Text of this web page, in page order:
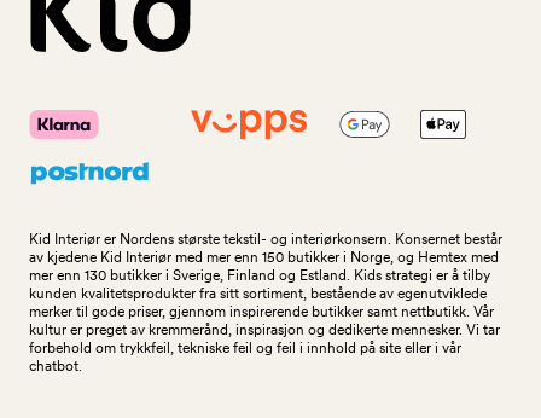
Kid Interiør er Nordens største tekstil- og interiørkonsern. Konsernet består
av kjedene Kid Interiør med mer enn 150 butikker i Norge, og Hemtex med
mer enn 130 butikker i Sverige, Finland og Estland. Kids strategi er å tilby
kunden kvalitetsprodukter fra sitt sortiment, bestående av egenutviklede
merker til gode priser, gjennom inspirerende butikker samt nettbutikk. Vår
kultur er preget av kremmerånd, inspirasjon og dedikerte mennesker. Vi tar
forbehold om trykkfeil, tekniske feil og feil i innhold på site eller i vår
chatbot.